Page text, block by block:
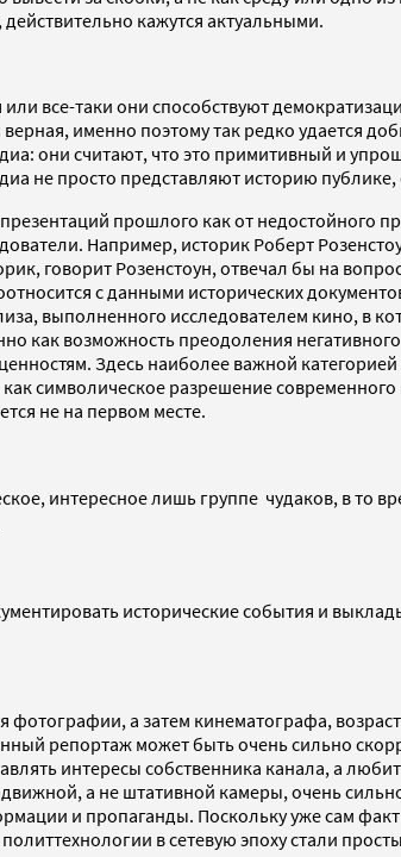
кажутся актуальными.
все-таки они способствуют
именно поэтому так редко удается
они считают, что это примитивный и
не просто представляют историю публике,
прошлого как от недостойного
Например, историк Роберт
говорит Розенстоун, отвечал бы на
с данными исторических
выполненного исследователем кино, в
как возможность преодоления
Здесь наиболее важной
символическое разрешение
не на первом месте.
интересное лишь группе чудаков, в то
исторические события и
а затем кинематографа,
репортаж может быть очень сильно
интересы собственника канала, а
а не штативной камеры, очень
и пропаганды. Поскольку уже сам факт
в сетевую эпоху стали